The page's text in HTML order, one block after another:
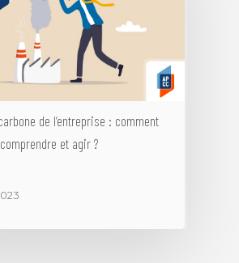
de l’entreprise : comment
et agir ?